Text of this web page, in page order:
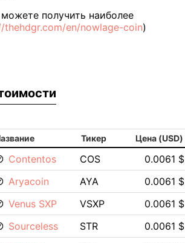
получить наиболее
thehdgr.com/en/nowlage-coin)
Тикер Цена (USD)
Contentos COS
0.0061 $
Aryacoin AYA
0.0061 $
Venus SXP VSXP
0.0061 $
Sourceless STR
0.0061 $